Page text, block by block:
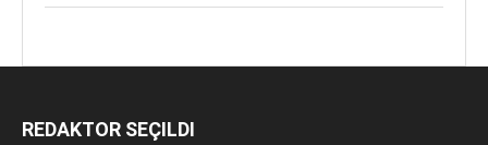
REDAKTOR SEÇILDI